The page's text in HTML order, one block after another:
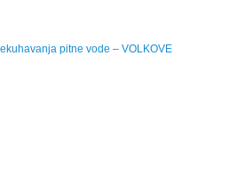
pitne vode – VOLKOVE